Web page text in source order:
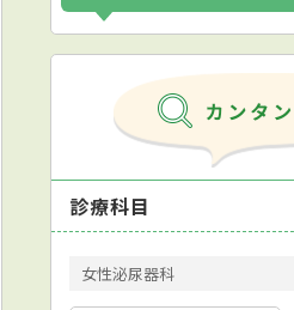
診療科目
女性泌尿器科